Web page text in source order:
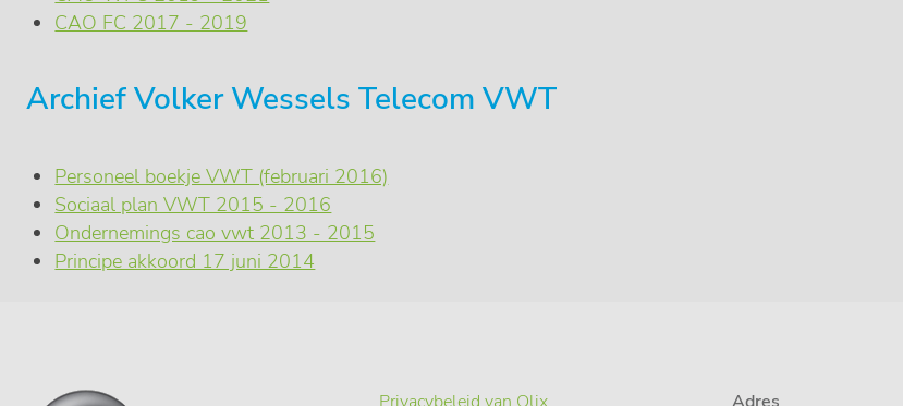
CAO FC 2017 - 2019
Archief Volker Wessels Telecom VWT
Personeel boekje VWT (februari 2016)
Sociaal plan VWT 2015 - 2016
Ondernemings cao vwt 2013 - 2015
Principe akkoord 17 juni 2014